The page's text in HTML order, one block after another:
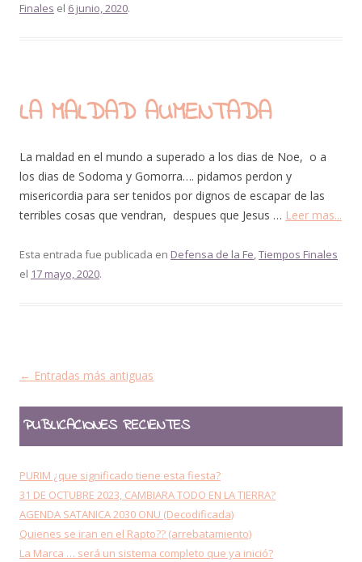
Finales el 6 junio, 2020.
LA MALDAD AUMENTADA
La maldad en el mundo a superado a los dias de Noe, o a
los dias de Sodoma y Gomorra…. pidamos perdon y
misericordia para ser tenidos por dignos de escapar de las
terribles cosas que vendran, despues que Jesus … Leer mas...
Esta entrada fue publicada en Defensa de la Fe,Tiempos Finales
el 17 mayo, 2020.
Navegación de entradas
← Entradas más antiguas
PUBLICACIONES RECIENTES
PURIM ¿que significado tiene esta fiesta?
31 DE OCTUBRE 2023, CAMBIARA TODO EN LA TIERRA?
AGENDA SATANICA 2030 ONU (Decodificada)
Quienes se iran en el Rapto?? (arrebatamiento)
La Marca … será un sistema completo que ya inició?